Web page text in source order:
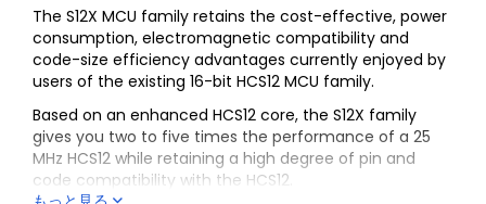
The S12X MCU family retains the cost-effective, power
consumption, electromagnetic compatibility and
code-size efficiency advantages currently enjoyed by
users of the existing 16-bit HCS12 MCU family.
Based on an enhanced HCS12 core, the S12X family
gives you two to five times the performance of a 25
MHz HCS12 while retaining a high degree of pin and
code compatibility with the HCS12.